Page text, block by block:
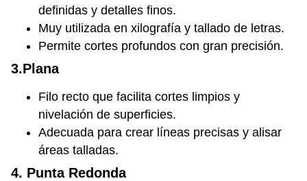
definidas y detalles finos.
Muy utilizada en xilografía y tallado de letras.
Permite cortes profundos con gran precisión.
3.Plana
Filo recto que facilita cortes limpios y
nivelación de superficies.
Adecuada para crear líneas precisas y alisar
áreas talladas.
4. Punta Redonda